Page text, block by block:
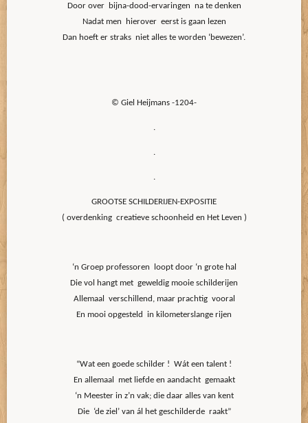
Door over bijna-dood-ervaringen na te denken
Nadat men hierover eerst is gaan lezen
Dan hoeft er straks niet alles te worden ‘bewezen’.
© Giel Heijmans -1204-
.
.
.
GROOTSE SCHILDERIJEN-EXPOSITIE
( overdenking creatieve schoonheid en Het Leven )
‘n Groep professoren loopt door ‘n grote hal
Die vol hangt met geweldig mooie schilderijen
Allemaal verschillend, maar prachtig vooral
En mooi opgesteld in kilometerslange rijen
“Wat een goede schilder ! Wát een talent !
En allemaal met liefde en aandacht gemaakt
‘n Meester in z’n vak; die daar alles van kent
Die ‘de ziel’ van ál het geschilderde raakt”